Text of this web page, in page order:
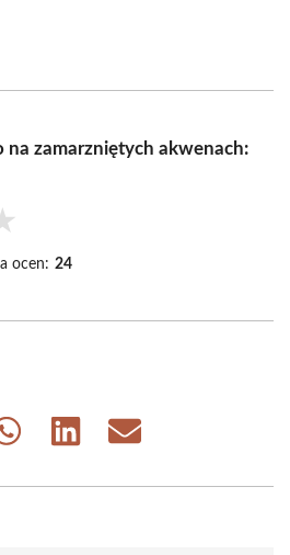
na zamarzniętych akwenach:
ocen: 24
Share
Share
Share